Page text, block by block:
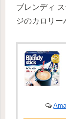
ブレンディ
ジのカロリー